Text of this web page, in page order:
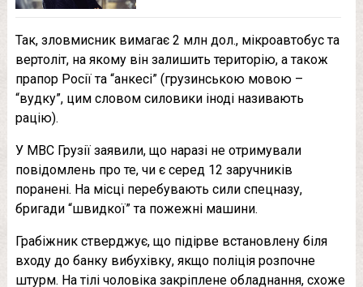
Так, зловмисник вимагає 2 млн дол., мікроавтобус та
вертоліт, на якому він залишить територію, а також
прапор Росії та “анкесі” (грузинською мовою –
“вудку”, цим словом силовики іноді називають
рацію).
У МВС Грузії заявили, що наразі не отримували
повідомлень про те, чи є серед 12 заручників
поранені. На місці перебувають сили спецназу,
бригади “швидкої” та пожежні машини.
Грабіжник стверджує, що підірве встановлену біля
входу до банку вибухівку, якщо поліція розпочне
штурм. На тілі чоловіка закріплене обладнання, схоже